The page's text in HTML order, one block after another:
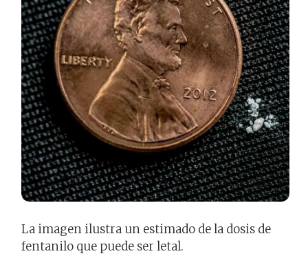
La imagen ilustra un estimado de la dosis de
fentanilo que puede ser letal.